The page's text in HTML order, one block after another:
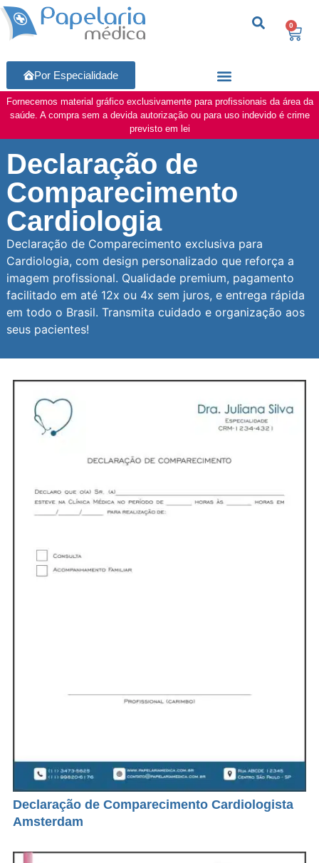
0
Por Especialidade
Fornecemos material gráfico exclusivamente para profissionais da área da
saúde. A compra sem a devida autorização ou para uso indevido é crime
previsto em lei
Declaração de
Comparecimento
Cardiologia
Declaração de Comparecimento exclusiva para
Cardiologia, com design personalizado que reforça a
imagem profissional. Qualidade premium, pagamento
facilitado em até 12x ou 4x sem juros, e entrega rápida
em todo o Brasil. Transmita cuidado e organização aos
seus pacientes!
Declaração de Comparecimento Cardiologista
Amsterdam